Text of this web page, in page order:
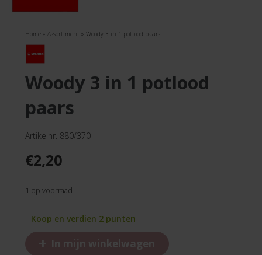
Home » Assortiment » Woody 3 in 1 potlood paars
woody 3 in 1 potlood
paars
Artikelnr. 880/370
€2,20
1 op voorraad
Koop en verdien 2 punten
+ In mijn winkelwagen